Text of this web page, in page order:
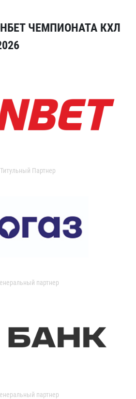
ЧЕМПИОНАТА КХЛ
Титульный Партнер
партнер
партнер